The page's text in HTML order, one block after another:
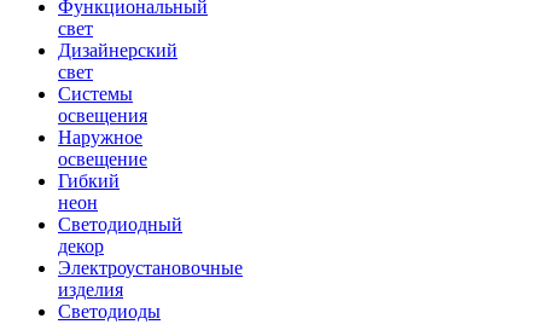
Функциональный
свет
Дизайнерский
свет
Системы
освещения
Наружное
освещение
Гибкий
неон
Светодиодный
декор
Электроустановочные
изделия
Светодиоды